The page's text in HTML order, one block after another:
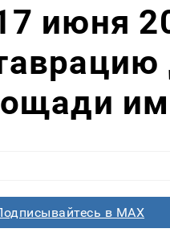
июня
в MAX